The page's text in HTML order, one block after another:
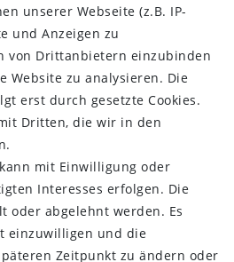
unserer Webseite (z.B. IP-
und Anzeigen zu
von Drittanbietern einzubinden
Website zu analysieren. Die
erst durch gesetzte Cookies.
Dritten, die wir in den
mit Einwilligung oder
Interesses erfolgen. Die
oder abgelehnt werden. Es
einzuwilligen und die
Zeitpunkt zu ändern oder